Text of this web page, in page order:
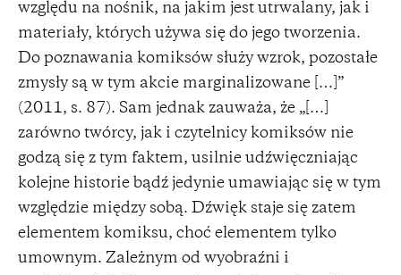
względu na nośnik, na jakim jest utrwalany, jak i
materiały, których używa się do jego tworzenia.
Do poznawania komiksów służy wzrok, pozostałe
zmysły są w tym akcie marginalizowane […]”
(2011, s. 87). Sam jednak zauważa, że „[…]
zarówno twórcy, jak i czytelnicy komiksów nie
godzą się z tym faktem, usilnie udźwięczniając
kolejne historie bądź jedynie umawiając się w tym
względzie między sobą. Dźwięk staje się zatem
elementem komiksu, choć elementem tylko
umownym. Zależnym od wyobraźni i